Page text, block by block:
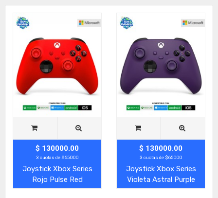
$ 130000.00
3 cuotas de $65000
Joystick Xbox Series
Rojo Pulse Red
$ 130000.00
3 cuotas de $65000
Joystick Xbox Series
Violeta Astral Purple